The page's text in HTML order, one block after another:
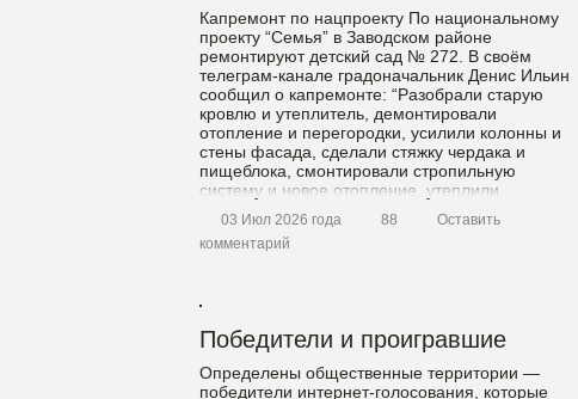
Капремонт по нацпроекту По национальному
проекту “Семья” в Заводском районе
ремонтируют детский сад № 272. В своём
телеграм-канале градоначальник Денис Ильин
сообщил о капремонте: “Разобрали старую
кровлю и утеплитель, демонтировали
отопление и перегородки, усилили колонны и
стены фасада, сделали стяжку чердака и
пищеблока, смонтировали стропильную
систему и новое отопление, утеплили
фундамент”. Сейчас делают кровлю, утепляют
[…]03 Июл 2026 года 88
Оставить
комментарий
Победители и проигравшие
Определены общественные территории —
победители интернет-голосования, которые